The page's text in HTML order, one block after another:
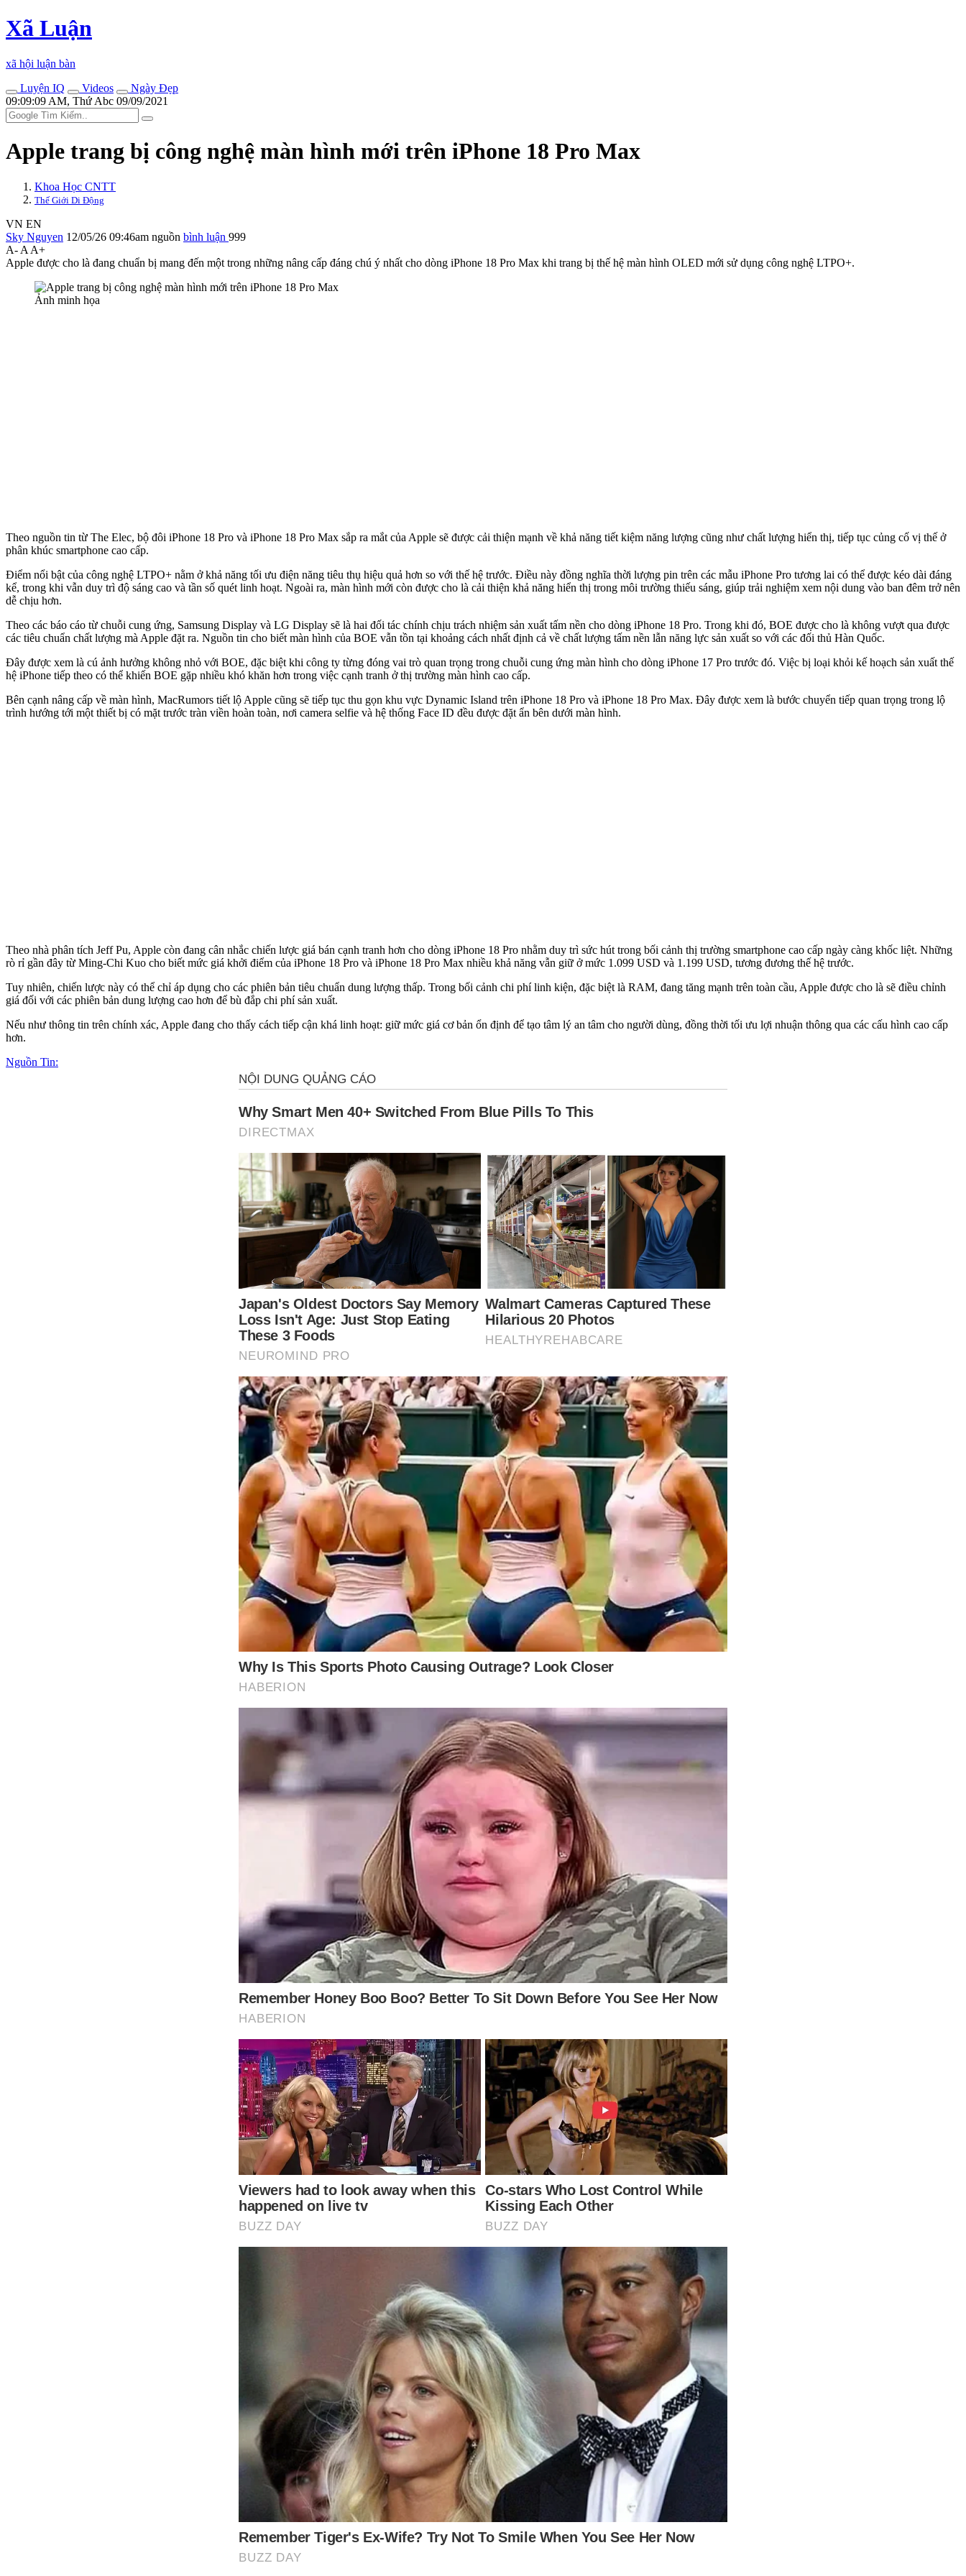
Xã Luận
xã hội luận bàn
Luyện IQ
Videos
Ngày Đẹp
09:09:09 AM, Thứ Abc 09/09/2021
Apple trang bị công nghệ màn hình mới trên iPhone 18 Pro Max
Khoa Học CNTT
Thế Giới Di Động
VN EN
Sky Nguyen 12/05/26 09:46am nguồn bình luận 999
A- A A+
Apple được cho là đang chuẩn bị mang đến một trong những nâng cấp đáng chú ý nhất cho dòng iPhone 18 Pro Max khi trang bị thế hệ màn hình OLED mới sử dụng công nghệ LTPO+.
Ảnh minh họa
Theo nguồn tin từ The Elec, bộ đôi iPhone 18 Pro và iPhone 18 Pro Max sắp ra mắt của Apple sẽ được cải thiện mạnh về khả năng tiết kiệm năng lượng cũng như chất lượng hiển thị, tiếp tục củng cố vị thế ở
phân khúc smartphone cao cấp.
Điểm nổi bật của công nghệ LTPO+ nằm ở khả năng tối ưu điện năng tiêu thụ hiệu quả hơn so với thế hệ trước. Điều này đồng nghĩa thời lượng pin trên các mẫu iPhone Pro tương lai có thể được kéo dài đáng
kể, trong khi vẫn duy trì độ sáng cao và tần số quét linh hoạt. Ngoài ra, màn hình mới còn được cho là cải thiện khả năng hiển thị trong môi trường thiếu sáng, giúp trải nghiệm xem nội dung vào ban đêm trở nên
dễ chịu hơn.
Theo các báo cáo từ chuỗi cung ứng, Samsung Display và LG Display sẽ là hai đối tác chính chịu trách nhiệm sản xuất tấm nền cho dòng iPhone 18 Pro. Trong khi đó, BOE được cho là không vượt qua được
các tiêu chuẩn chất lượng mà Apple đặt ra. Nguồn tin cho biết màn hình của BOE vẫn tồn tại khoảng cách nhất định cả về chất lượng tấm nền lẫn năng lực sản xuất so với các đối thủ Hàn Quốc.
Đây được xem là cú ảnh hưởng không nhỏ với BOE, đặc biệt khi công ty từng đóng vai trò quan trọng trong chuỗi cung ứng màn hình cho dòng iPhone 17 Pro trước đó. Việc bị loại khỏi kế hoạch sản xuất thế
hệ iPhone tiếp theo có thể khiến BOE gặp nhiều khó khăn hơn trong việc cạnh tranh ở thị trường màn hình cao cấp.
Bên cạnh nâng cấp về màn hình, MacRumors tiết lộ Apple cũng sẽ tiếp tục thu gọn khu vực Dynamic Island trên iPhone 18 Pro và iPhone 18 Pro Max. Đây được xem là bước chuyển tiếp quan trọng trong lộ
trình hướng tới một thiết bị có mặt trước tràn viền hoàn toàn, nơi camera selfie và hệ thống Face ID đều được đặt ẩn bên dưới màn hình.
Theo nhà phân tích Jeff Pu, Apple còn đang cân nhắc chiến lược giá bán cạnh tranh hơn cho dòng iPhone 18 Pro nhằm duy trì sức hút trong bối cảnh thị trường smartphone cao cấp ngày càng khốc liệt. Những
rò rỉ gần đây từ Ming-Chi Kuo cho biết mức giá khởi điểm của iPhone 18 Pro và iPhone 18 Pro Max nhiều khả năng vẫn giữ ở mức 1.099 USD và 1.199 USD, tương đương thế hệ trước.
Tuy nhiên, chiến lược này có thể chỉ áp dụng cho các phiên bản tiêu chuẩn dung lượng thấp. Trong bối cảnh chi phí linh kiện, đặc biệt là RAM, đang tăng mạnh trên toàn cầu, Apple được cho là sẽ điều chỉnh
giá đối với các phiên bản dung lượng cao hơn để bù đắp chi phí sản xuất.
Nếu như thông tin trên chính xác, Apple đang cho thấy cách tiếp cận khá linh hoạt: giữ mức giá cơ bản ổn định để tạo tâm lý an tâm cho người dùng, đồng thời tối ưu lợi nhuận thông qua các cấu hình cao cấp
hơn.
Nguồn Tin: